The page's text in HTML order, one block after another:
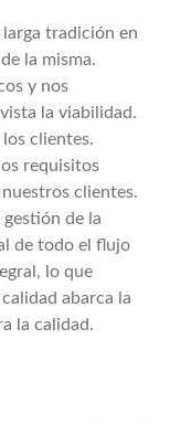
larga tradición en
la misma.
y nos
la viabilidad.
clientes.
requisitos
nuestros clientes.
de la
de todo el flujo
lo que
abarca la
la calidad.